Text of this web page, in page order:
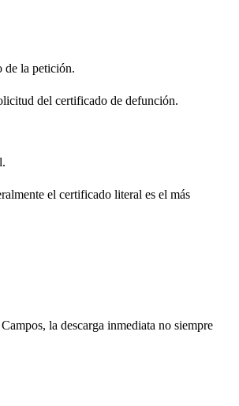
de la petición.
del certificado de defunción.
el certificado literal es el más
, la descarga inmediata no siempre